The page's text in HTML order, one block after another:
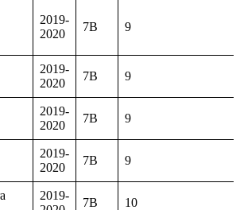
2019-
2020
7B 9
2019-
2020
7B 9
2019-
2020
7B 9
2019-
2020
7B 9
2019-
7B 10